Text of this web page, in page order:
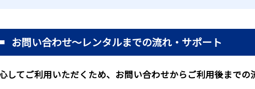
お問い合わせ～レンタルまでの流れ・サポート
してご利用いただくため、お問い合わせからご利用後までの